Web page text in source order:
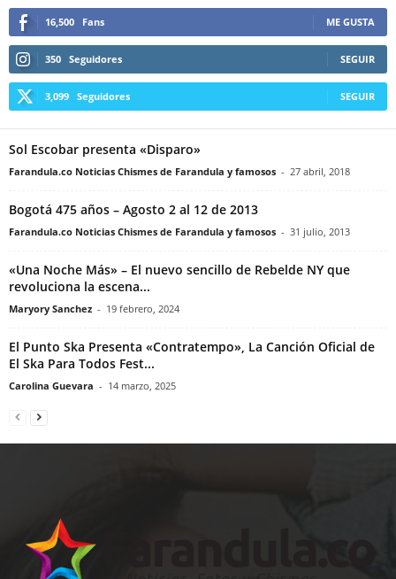
16,500 Fans ME GUSTA
350 Seguidores SEGUIR
3,099 Seguidores SEGUIR
Sol Escobar presenta «Disparo»
Farandula.co Noticias Chismes de Farandula y famosos - 27 abril, 2018
Bogotá 475 años – Agosto 2 al 12 de 2013
Farandula.co Noticias Chismes de Farandula y famosos - 31 julio, 2013
«Una Noche Más» – El nuevo sencillo de Rebelde NY que
revoluciona la escena...
Maryory Sanchez - 19 febrero, 2024
El Punto Ska Presenta «Contratempo», La Canción Oficial de
El Ska Para Todos Fest...
Carolina Guevara - 14 marzo, 2025